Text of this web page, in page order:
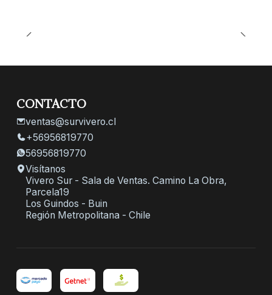
CONTACTO
ventas@survivero.cl
+56956819770
56956819770
Visítanos
Vivero Sur - Sala de Ventas. Camino La Obra,
Parcela19
Los Guindos - Buin
Región Metropolitana - Chile